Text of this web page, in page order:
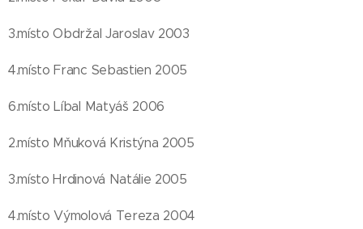
3.místo Obdržal Jaroslav 2003
4.místo Franc Sebastien 2005
6.místo Líbal Matyáš 2006
2.místo Mňuková Kristýna 2005
3.místo Hrdinová Natálie 2005
4.místo Výmolová Tereza 2004